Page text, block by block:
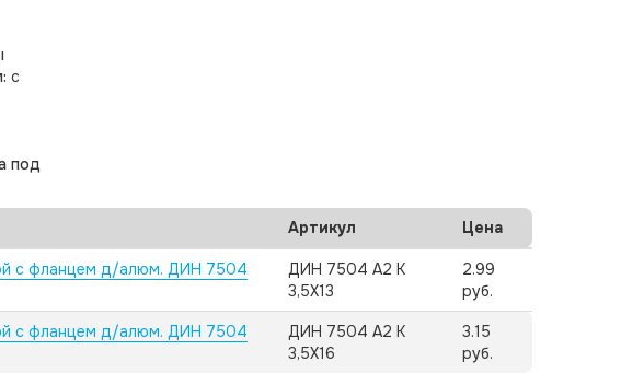
с
под
Артикул Цена
с фланцем д/алюм. ДИН 7504
ДИН 7504 А2 K
3,5X13
2.99
руб.
с фланцем д/алюм. ДИН 7504
ДИН 7504 А2 K
3,5X16
3.15
руб.